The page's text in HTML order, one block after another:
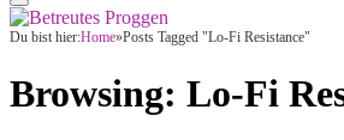
Du bist hier:Home»Posts Tagged "Lo-Fi Resistance"
Browsing: Lo-Fi